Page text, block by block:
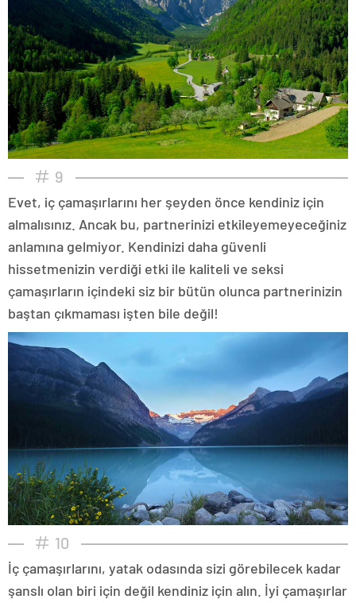
9
Evet, iç çamaşırlarını her şeyden önce kendiniz için
almalısınız. Ancak bu, partnerinizi etkileyemeyeceğiniz
anlamına gelmiyor. Kendinizi daha güvenli
hissetmenizin verdiği etki ile kaliteli ve seksi
çamaşırların içindeki siz bir bütün olunca partnerinizin
baştan çıkmaması işten bile değil!
10
İç çamaşırlarını, yatak odasında sizi görebilecek kadar
şanslı olan biri için değil kendiniz için alın. İyi çamaşırlar